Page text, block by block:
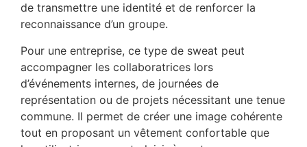
de transmettre une identité et de renforcer la
reconnaissance d’un groupe.
Pour une entreprise, ce type de sweat peut
accompagner les collaboratrices lors
d’événements internes, de journées de
représentation ou de projets nécessitant une tenue
commune. Il permet de créer une image cohérente
tout en proposant un vêtement confortable que